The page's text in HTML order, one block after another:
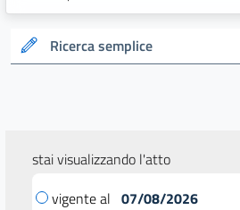
Ricerca semplice
stai visualizzando l'atto
vigente al